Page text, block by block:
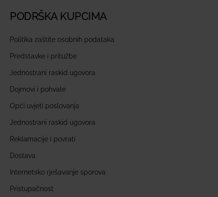
PODRŠKA KUPCIMA
Politika zaštite osobnih podataka
Predstavke i pritužbe
Jednostrani raskid ugovora
Dojmovi i pohvale
Opći uvjeti poslovanja
Jednostrani raskid ugovora
Reklamacije i povrati
Dostava
Internetsko rješavanje sporova
Pristupačnost